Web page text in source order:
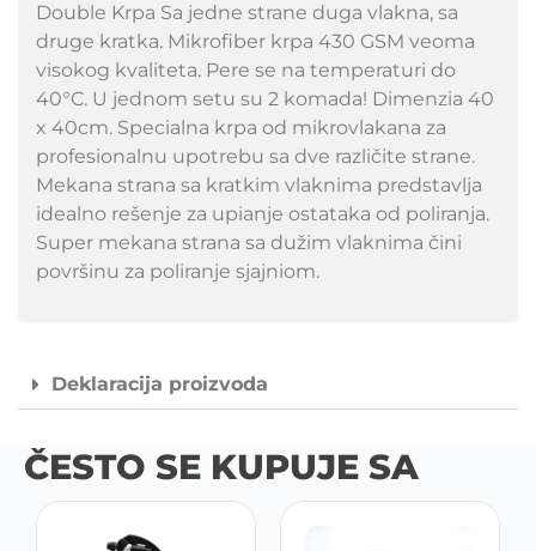
Double Krpa Sa jedne strane duga vlakna, sa
druge kratka. Mikrofiber krpa 430 GSM veoma
visokog kvaliteta. Pere se na temperaturi do
40°C. U jednom setu su 2 komada! Dimenzia 40
x 40cm. Specialna krpa od mikrovlakana za
profesionalnu upotrebu sa dve različite strane.
Mekana strana sa kratkim vlaknima predstavlja
idealno rešenje za upianje ostataka od poliranja.
Super mekana strana sa dužim vlaknima čini
površinu za poliranje sjajniom.
Deklaracija proizvoda
ČESTO SE KUPUJE SA